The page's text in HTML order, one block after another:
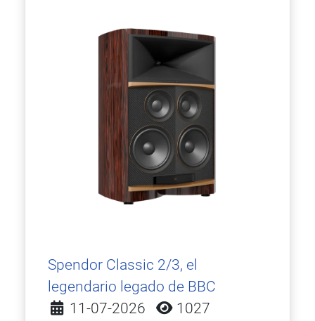
Spendor Classic 2/3, el
legendario legado de BBC
Detalles
11-07-2026 1027